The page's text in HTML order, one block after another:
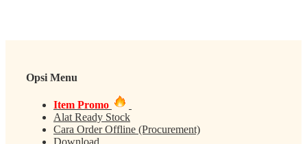
Opsi Menu
Item Promo
Alat Ready Stock
Cara Order Offline (Procurement)